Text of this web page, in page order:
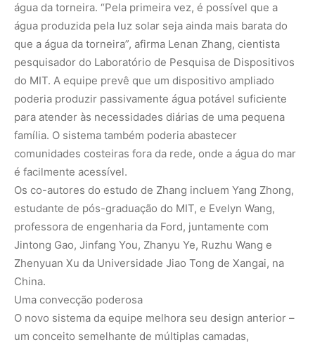
água da torneira. “Pela primeira vez, é possível que a
água produzida pela luz solar seja ainda mais barata do
que a água da torneira”, afirma Lenan Zhang, cientista
pesquisador do Laboratório de Pesquisa de Dispositivos
do MIT. A equipe prevê que um dispositivo ampliado
poderia produzir passivamente água potável suficiente
para atender às necessidades diárias de uma pequena
família. O sistema também poderia abastecer
comunidades costeiras fora da rede, onde a água do mar
é facilmente acessível.
Os co-autores do estudo de Zhang incluem Yang Zhong,
estudante de pós-graduação do MIT, e Evelyn Wang,
professora de engenharia da Ford, juntamente com
Jintong Gao, Jinfang You, Zhanyu Ye, Ruzhu Wang e
Zhenyuan Xu da Universidade Jiao Tong de Xangai, na
China.
Uma convecção poderosa
O novo sistema da equipe melhora seu design anterior –
um conceito semelhante de múltiplas camadas,